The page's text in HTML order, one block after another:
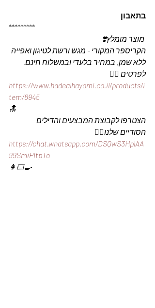
בתאבון
*********
הקריספר המקורי - מגש ורשת לטיגון ואפייה
ללא שמן, במחיר בלעדי ובמשלוח חינם.
לפרטים 👇🏼
https://www.hadealhayomi.co.il/products/i
tem/8945
🔝
הצטרפו לקבוצת המבצעים והדילים
הסודיים שלנו👇🏼
https://chat.whatsapp.com/DSQwS3HplAA
99SmiPItpTo
👩🏻‍🍳